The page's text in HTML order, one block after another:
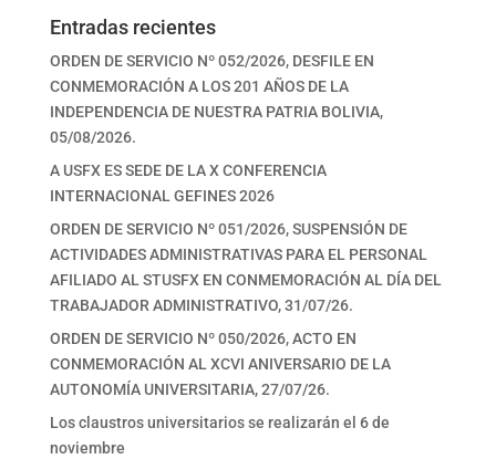
Entradas recientes
ORDEN DE SERVICIO Nº 052/2026, DESFILE EN
CONMEMORACIÓN A LOS 201 AÑOS DE LA
INDEPENDENCIA DE NUESTRA PATRIA BOLIVIA,
05/08/2026.
A USFX ES SEDE DE LA X CONFERENCIA
INTERNACIONAL GEFINES 2026
ORDEN DE SERVICIO Nº 051/2026, SUSPENSIÓN DE
ACTIVIDADES ADMINISTRATIVAS PARA EL PERSONAL
AFILIADO AL STUSFX EN CONMEMORACIÓN AL DÍA DEL
TRABAJADOR ADMINISTRATIVO, 31/07/26.
ORDEN DE SERVICIO Nº 050/2026, ACTO EN
CONMEMORACIÓN AL XCVI ANIVERSARIO DE LA
AUTONOMÍA UNIVERSITARIA, 27/07/26.
Los claustros universitarios se realizarán el 6 de
noviembre